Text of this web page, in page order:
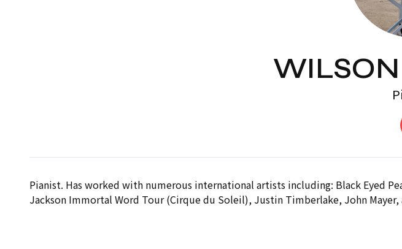
Pianist. Has worked with numerous international artists including: Black Eyed
Jackson Immortal Word Tour (Cirque du Soleil), Justin Timberlake, John